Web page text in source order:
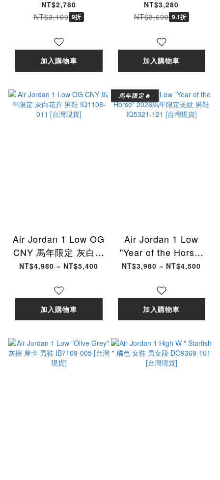
卉 小童 IQ1110-011
[台灣現貨]
NT$2,780
NT$3,100 9折
加入購物車
卉 中童 IQ1109-011
[台灣現貨]
NT$3,280
NT$3,600 9.1折
加入購物車
Air Jordan 1 Low OG
CNY 馬年限定 灰白花
卉 男鞋 IQ1108-011
NT$4,980 ~ NT$5,400
加入購物車
馬年限定🔥
Air Jordan 1 Low
"Year of the Horse"
2026馬年限定斑紋 男
現貨]
NT$3,980 ~ NT$4,500
加入購物車